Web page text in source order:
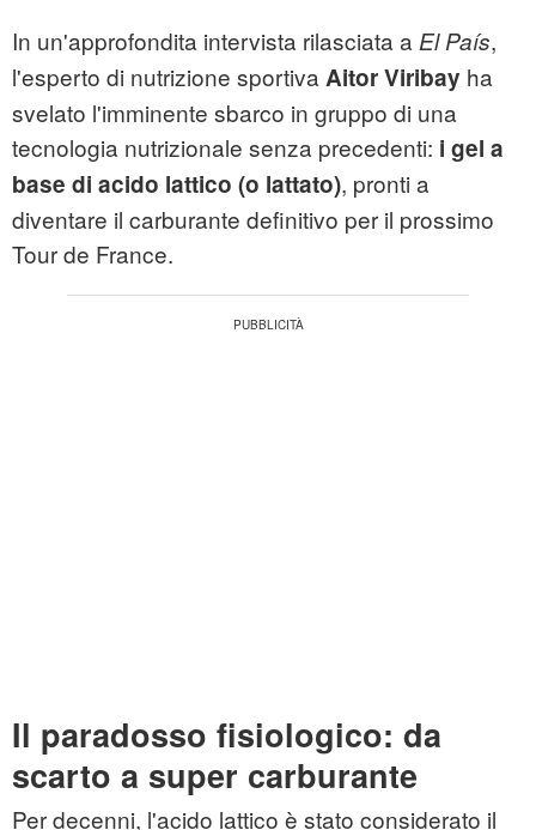
In un'approfondita intervista rilasciata a El País,
l'esperto di nutrizione sportiva Aitor Viribay ha
svelato l'imminente sbarco in gruppo di una
tecnologia nutrizionale senza precedenti: i gel a
base di acido lattico (o lattato), pronti a
diventare il carburante definitivo per il prossimo
Tour de France.
Il paradosso fisiologico: da
scarto a super carburante
Per decenni, l'acido lattico è stato considerato il